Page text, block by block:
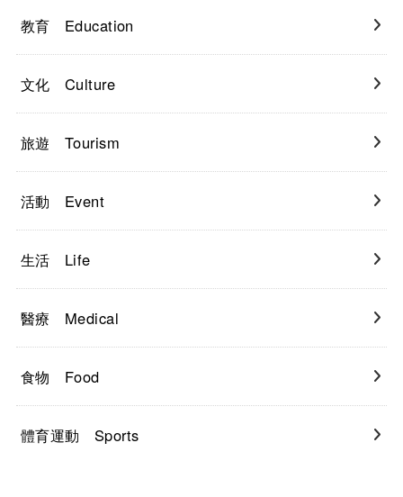
教育 Education
文化 Culture
旅遊 Tourism
活動 Event
生活 Life
醫療 Medical
食物 Food
體育運動 Sports